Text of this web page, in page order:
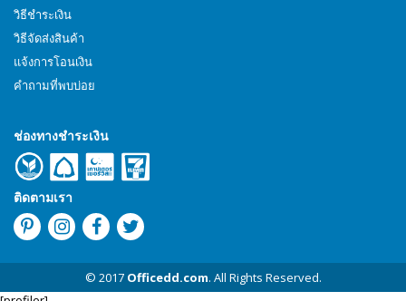
วิธีชำระเงิน
วิธีจัดส่งสินค้า
แจ้งการโอนเงิน
คำถามที่พบบ่อย
ช่องทางชำระเงิน
ติดตามเรา
© 2017 Officedd.com. All Rights Reserved.